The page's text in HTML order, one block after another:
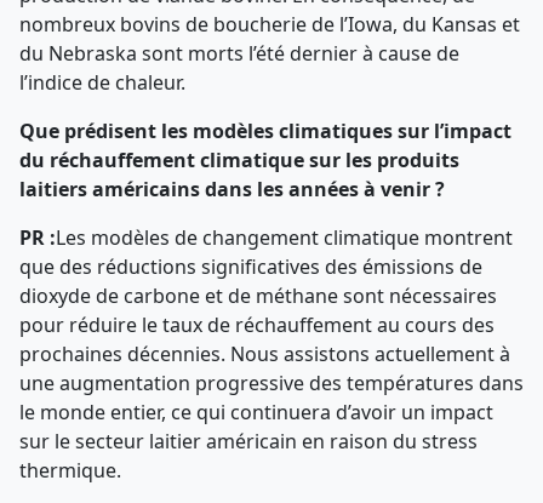
nombreux bovins de boucherie de l’Iowa, du Kansas et
du Nebraska sont morts l’été dernier à cause de
l’indice de chaleur.
Que prédisent les modèles climatiques sur l’impact
du réchauffement climatique sur les produits
laitiers américains dans les années à venir ?
PR :Les modèles de changement climatique montrent
que des réductions significatives des émissions de
dioxyde de carbone et de méthane sont nécessaires
pour réduire le taux de réchauffement au cours des
prochaines décennies. Nous assistons actuellement à
une augmentation progressive des températures dans
le monde entier, ce qui continuera d’avoir un impact
sur le secteur laitier américain en raison du stress
thermique.